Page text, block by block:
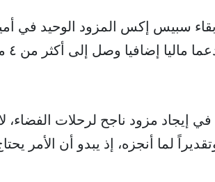
سبيس إكس المزود الوحيد في
وقد
إيجاد مزود ناجح لرحلات الفضاء،
لما أنجزه، إذ يبدو أن الأمر